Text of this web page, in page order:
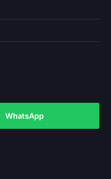
WhatsApp